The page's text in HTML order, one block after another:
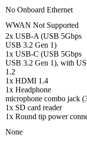
No Onboard Ethernet
WWAN Not Supported
2x USB-A (USB 5Gbps
USB 3.2 Gen 1)
1x USB-C (USB 5Gbps
USB 3.2 Gen 1), with
1.2
1x HDMI 1.4
1x Headphone
microphone combo jack
1x SD card reader
1x Round tip power
None